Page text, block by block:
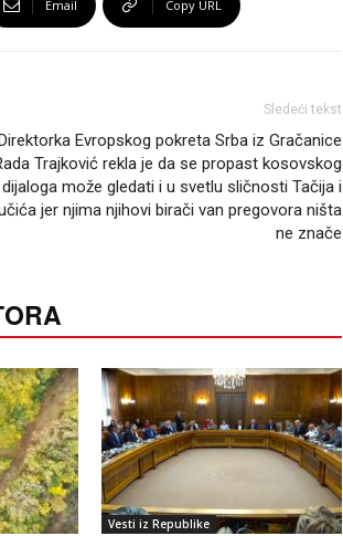
Email Copy URL
Sledeći tekst
Evropskog pokreta Srba iz Gračanice
Trajković rekla je da se propast kosovskog
dijaloga može gledati i u svetlu sličnosti Tačija i
jer njima njihovi birači van pregovora ništa
ne znače
Vesti iz Republike